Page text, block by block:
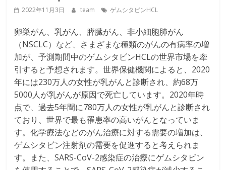
2022年11月3日 team ゲムシタビンHCL
卵巣がん、乳がん、膵臓がん、非小細胞肺がん
（NSCLC）など、さまざまな種類のがんの有病率の増
加が、予測期間中のゲムシタビンHCLの世界市場を牽
引すると予想されます。世界保健機関によると、2020
年には230万人の女性が乳がんと診断され、約68万
5000人が乳がんが原因で死亡しています。2020年時
点で、過去5年間に780万人の女性が乳がんと診断され
ており、世界で最も罹患率の高いがんとなっていま
す。化学療法などのがん治療に対する需要の増加は、
ゲムシタビン注射剤の需要を促進すると考えられま
す。また、SARS-CoV-2感染症の治療にゲムシタビン